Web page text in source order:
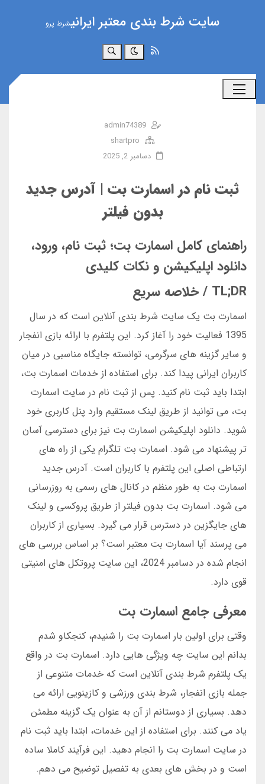
سایت شرط بندی معتبر ایرانیشرط پرو
جستجو
admin74389
shartpro
دسامبر 2, 2025
ثبت نام در اسمارت بت | آدرس جدید
بدون فیلتر
راهنمای کامل اسمارت بت؛ ثبت نام، ورود،
دانلود اپلیکیشن و نکات کلیدی
TL;DR / خلاصه سریع
اسمارت بت یک سایت شرط بندی آنلاین است که در سال
1395 فعالیت خود را آغاز کرد. این پلتفرم با ارائه بازی انفجار
و سایر گزینه های سرگرمی، توانسته جایگاه مناسبی در میان
کاربران ایرانی پیدا کند. برای استفاده از خدمات اسمارت بت،
ابتدا باید ثبت نام کنید. پس از ثبت نام در سایت اسمارت
بت، می توانید از طریق لینک مستقیم وارد پنل کاربری خود
شوید. دانلود اپلیکیشن اسمارت بت نیز برای دسترسی آسان
تر پیشنهاد می شود. اسمارت بت تلگرام یکی از راه های
ارتباطی اصلی این پلتفرم با کاربران است. آدرس جدید
اسمارت بت به طور منظم در کانال های رسمی به روزرسانی
می شود. اسمارت بت بدون فیلتر از طریق پروکسی و لینک
های جایگزین در دسترس قرار می گیرد. بسیاری از کاربران
می پرسند آیا اسمارت بت معتبر است؟ بر اساس بررسی های
انجام شده در دسامبر 2024، این سایت پروتکل های امنیتی
قوی دارد.
معرفی جامع اسمارت بت
وقتی برای اولین بار اسمارت بت را شنیدم، کنجکاو شدم
بدانم این سایت چه ویژگی هایی دارد. اسمارت بت در واقع
یک پلتفرم شرط بندی آنلاین است که خدمات متنوعی از
جمله بازی انفجار، شرط بندی ورزشی و کازینویی ارائه می
دهد. بسیاری از دوستانم از آن به عنوان یک گزینه مطمئن
یاد می کنند. برای استفاده از این خدمات، ابتدا باید ثبت نام
در سایت اسمارت بت را انجام دهید. این فرآیند کاملا ساده
است و در بخش های بعدی به تفصیل توضیح می دهم.